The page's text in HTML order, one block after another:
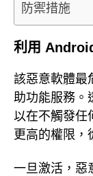
防禦措施
利用
該惡意軟體最
助功能服務。
以在不觸發任
更高的權限，
一旦激活，惡